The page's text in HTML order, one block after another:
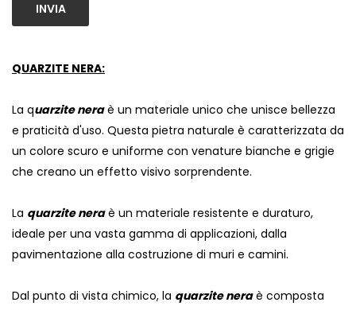
INVIA
QUARZITE NERA:
La quarzite neraè un materiale unico che unisce bellezza
e praticità d'uso. Questa pietra naturale è caratterizzata da
un colore scuro e uniforme con venature bianche e grigie
che creano un effetto visivo sorprendente.
La quarzite neraè un materiale resistente e duraturo,
ideale per una vasta gamma di applicazioni, dalla
pavimentazione alla costruzione di muri e camini.
Dal punto di vista chimico, la quarzite neraè composta